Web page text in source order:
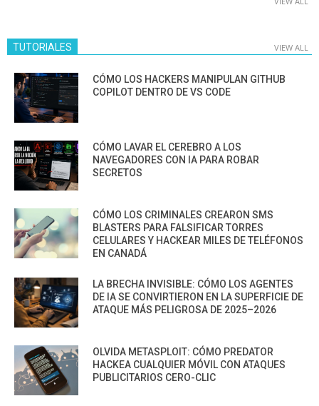
TUTORIALES VIEW ALL
CÓMO LOS HACKERS MANIPULAN GITHUB
COPILOT DENTRO DE VS CODE
CÓMO LAVAR EL CEREBRO A LOS
NAVEGADORES CON IA PARA ROBAR
SECRETOS
CÓMO LOS CRIMINALES CREARON SMS
BLASTERS PARA FALSIFICAR TORRES
CELULARES Y HACKEAR MILES DE TELÉFONOS
EN CANADÁ
LA BRECHA INVISIBLE: CÓMO LOS AGENTES
DE IA SE CONVIRTIERON EN LA SUPERFICIE DE
ATAQUE MÁS PELIGROSA DE 2025–2026
OLVIDA METASPLOIT: CÓMO PREDATOR
HACKEA CUALQUIER MÓVIL CON ATAQUES
PUBLICITARIOS CERO-CLIC